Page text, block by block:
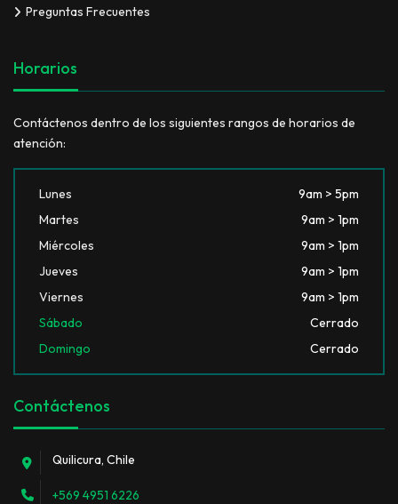
Preguntas Frecuentes
Horarios
Contáctenos dentro de los siguientes rangos de horarios de
atención:
Lunes
9am > 5pm
Martes
9am > 1pm
Miércoles
9am > 1pm
Jueves
9am > 1pm
Viernes
9am > 1pm
Sábado
Cerrado
Domingo
Cerrado
Contáctenos
Quilicura, Chile
+569 4951 6226